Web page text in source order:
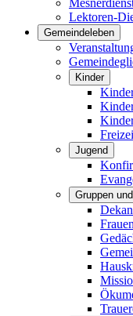
Lektoren-
Gemeindeleben
Kinder
Jugend
Gruppen